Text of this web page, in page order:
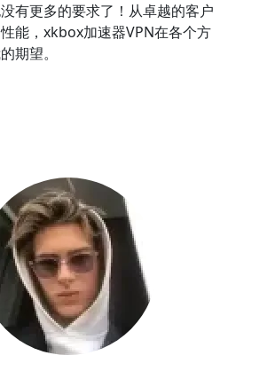
有更多的要求了！从卓越的客户
能，xkbox加速器VPN在各个方
期望。